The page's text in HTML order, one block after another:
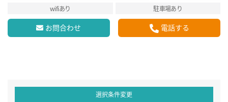
wifiあり
駐車場あり
お問合わせ 電話する
選択条件変更